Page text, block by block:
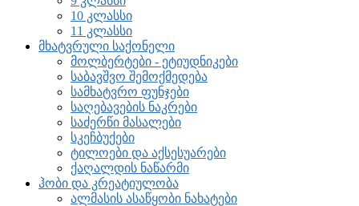
10 კლასსი
11 კლასსი
მხატვრული საქონელი
მოლბერტები - ეტიუდნიკები
საბავშვო შემოქმედება
სამხატვრო ფუნჯები
საღებავების ნაკრები
საძერწი მასალები
სკეჩბუქები
ტილოები და აქსესუარები
ქაღალდის ნაწარმი
ჰობი და კრეატიულობა
ალმასის ასაწყობი ნახატები